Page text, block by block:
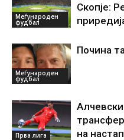
Меѓународен
фудбал
Скопје:
Меѓународен
фудбал
Почина
Прва лига
на